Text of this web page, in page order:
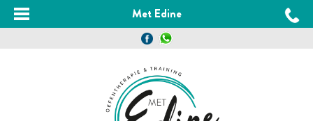
Met Edine